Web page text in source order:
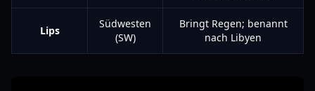
Lips
Südwesten
(SW)
Bringt Regen; benannt
nach Libyen